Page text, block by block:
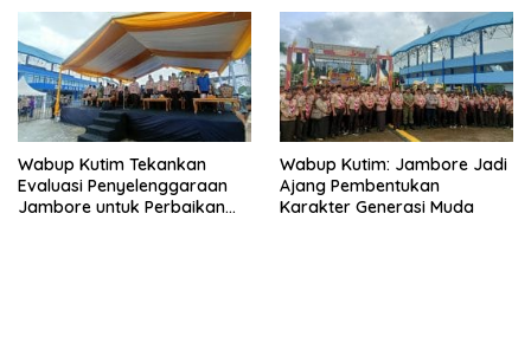
Wabup Kutim Tekankan
Evaluasi Penyelenggaraan
Jambore untuk Perbaikan
Wabup Kutim: Jambore Jadi
Ajang Pembentukan
Karakter Generasi Muda